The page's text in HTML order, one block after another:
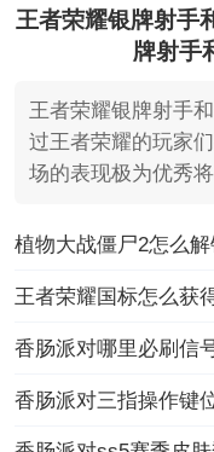
王者荣耀银牌射手
牌射手
王者荣耀银牌射手
过王者荣耀的玩家
场的表现极为优秀
王者荣耀国标怎么获
香肠派对哪里必刷信